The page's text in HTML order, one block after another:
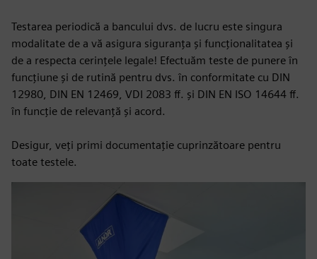
Testarea periodică a bancului dvs. de lucru este singura
modalitate de a vă asigura siguranța și funcționalitatea și
de a respecta cerințele legale! Efectuăm teste de punere în
funcțiune și de rutină pentru dvs. în conformitate cu DIN
12980, DIN EN 12469, VDI 2083 ff. și DIN EN ISO 14644 ff.
în funcție de relevanță și acord.
Desigur, veți primi documentație cuprinzătoare pentru
toate testele.